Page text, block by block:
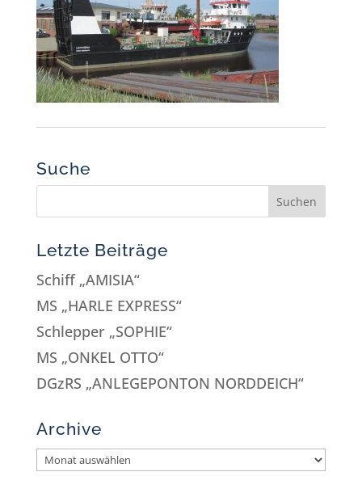
Suche
Letzte Beiträge
Schiff „AMISIA“
MS „HARLE EXPRESS“
Schlepper „SOPHIE“
MS „ONKEL OTTO“
DGzRS „ANLEGEPONTON NORDDEICH“
Archive